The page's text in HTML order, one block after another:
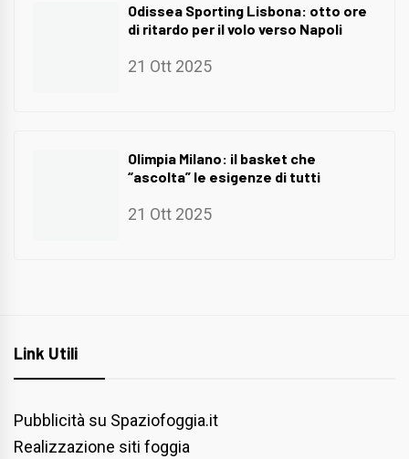
Odissea Sporting Lisbona: otto ore
di ritardo per il volo verso Napoli
21 Ott 2025
Olimpia Milano: il basket che
“ascolta” le esigenze di tutti
21 Ott 2025
Link Utili
Pubblicità su Spaziofoggia.it
Realizzazione siti foggia